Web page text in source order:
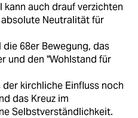
kann auch drauf verzichten
Neutralität für
68er Bewegung, das
und den "Wohlstand für
der kirchliche Einfluss noch
das Kreuz im
Selbstverständlichkeit.